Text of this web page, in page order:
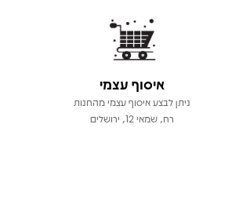
איסוף עצמי
ניתן לבצע איסוף עצמי מהחנות
רח, שמאי 12, ירושלים